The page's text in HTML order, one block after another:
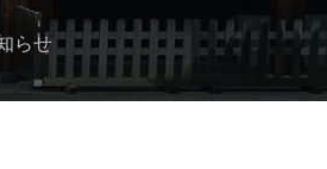
らせ